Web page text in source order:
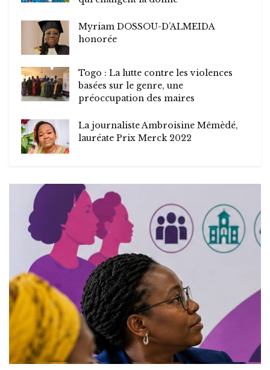
Myriam DOSSOU-D’ALMEIDA
honorée
Togo : La lutte contre les violences
basées sur le genre, une
préoccupation des maires
La journaliste Ambroisine Mêmèdé,
lauréate Prix Merck 2022